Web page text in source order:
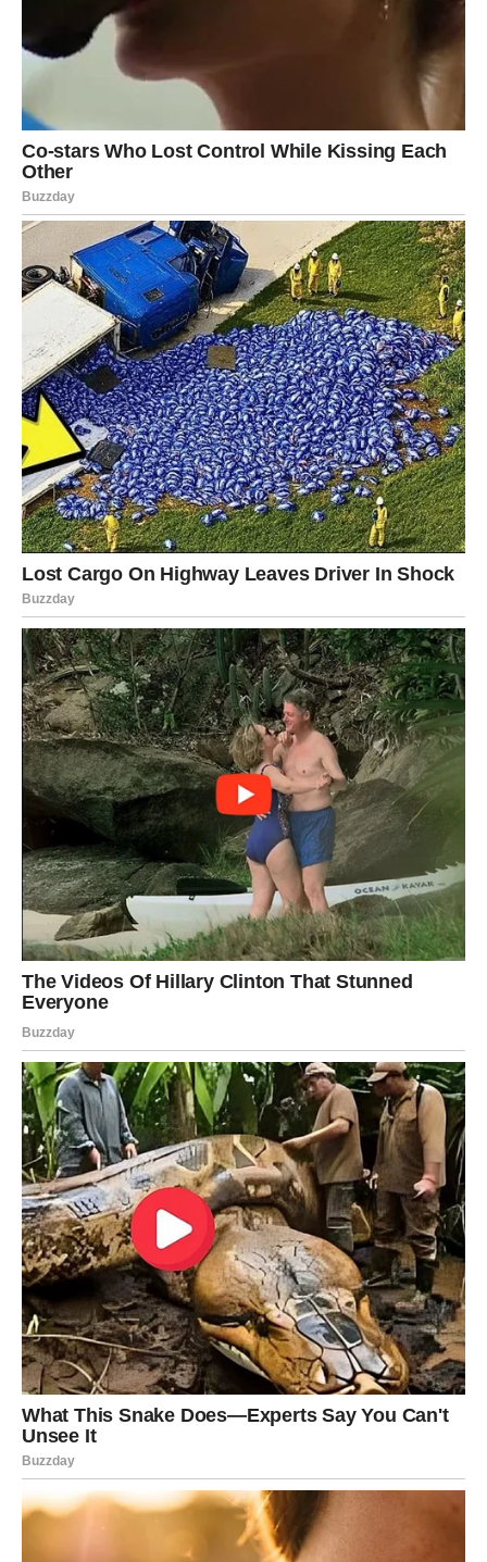
Žena mi se potpuno posvetila, stalno mislila i brinula se za
mene. Postoji određena intuicija koja omogućuje čovjeku da
prepozna nekoga s kim želi ponovno biti u društvu, osjećajući
neizrečenu ljubav prema njemu.
Teško je objasniti ovaj fenomen, jer netko može biti u prisustvu
žene koja je i lijepa i inteligentna, a ipak osjeća snažnu želju da
se raziđu. Na djelu je nepoznata sila koja određuje zašto je
nekim pojedincima suđeno da budu zajedno, dok drugima nije.
Čini se da su se Sandrina i moja aura uspjele povezati na
dubokoj razini, što je možda bilo dovoljno za transcendiranje u
novo carstvo, kako je rekao poznati pjevač govoreći o svojoj
supruzi. Aleksandra i Zdravko u braku su od 2001. godine, a
kao rezultat njihove veze blagoslovljeni su divnom prisutnošću
dviju kćeri, Une i Lare. Njih dvije su već odrasle djevojke i jako
su popularne na društvenim mrežama.